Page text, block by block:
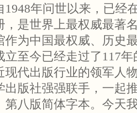
1948年问世以来，已经
，是世界上最权威最著
作为中国最权威、历史
立至今已经走过了117
现代出版行业的领军人
出版社强强联手，一起
第八版简体字本。今天